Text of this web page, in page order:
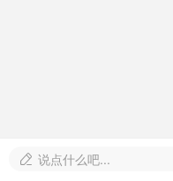
 说点什么吧...